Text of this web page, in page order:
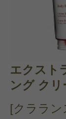
CT
ら
エクスト
ング クリ
[クララン